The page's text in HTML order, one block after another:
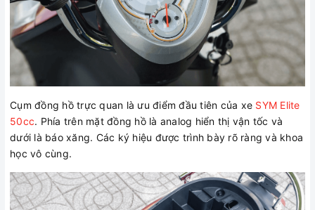
Cụm đồng hồ trực quan là ưu điểm đầu tiên của xe SYM Elite
50cc. Phía trên mặt đồng hồ là analog hiển thị vận tốc và
dưới là báo xăng. Các ký hiệu được trình bày rõ ràng và khoa
học vô cùng.